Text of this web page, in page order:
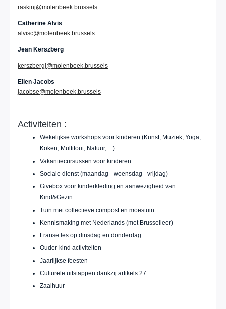
raskinj@molenbeek.brussels
Catherine Alvis
alvisc@molenbeek.brussels
Jean Kerszberg
kerszbergj@molenbeek.brussels
Ellen Jacobs
jacobse@molenbeek.brussels
Activiteiten :
Wekelijkse workshops voor kinderen (Kunst, Muziek, Yoga,
Koken, Multitout, Natuur, ...)
Vakantiecursussen voor kinderen
Sociale dienst (maandag - woensdag - vrijdag)
Givebox voor kinderkleding en aanwezigheid van
Kind&Gezin
Tuin met collectieve compost en moestuin
Kennismaking met Nederlands (met Brusselleer)
Franse les op dinsdag en donderdag
Ouder-kind activiteiten
Jaarlijkse feesten
Culturele uitstappen dankzij artikels 27
Zaalhuur